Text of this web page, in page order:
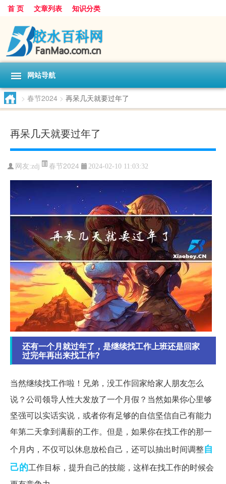
首 页 文章列表 知识分类
网站导航
> 春节2024 > 再呆几天就要过年了
再呆几天就要过年了
网友:zdj 春节2024 2024-02-10 11:03:32
还有一个月就过年了，是继续找工作上班还是回家
过完年再出来找工作?
当然继续找工作啦！兄弟，没工作回家给家人朋友怎么
说？公司领导人性大发放了一个月假？当然如果你心里够
坚强可以实话实说，或者你有足够的自信坚信自己有能力
年第二天拿到满薪的工作。但是，如果你在找工作的那一
个月内，不仅可以休息放松自己，还可以抽出时间调整自
己的工作目标，提升自己的技能，这样在找工作的时候会